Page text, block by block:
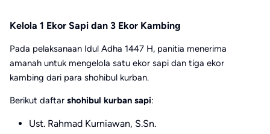
Kelola 1 Ekor Sapi dan 3 Ekor Kambing
Pada pelaksanaan Idul Adha 1447 H, panitia menerima
amanah untuk mengelola satu ekor sapi dan tiga ekor
kambing dari para shohibul kurban.
Berikut daftar shohibul kurban sapi:
Ust. Rahmad Kurniawan, S.Sn.